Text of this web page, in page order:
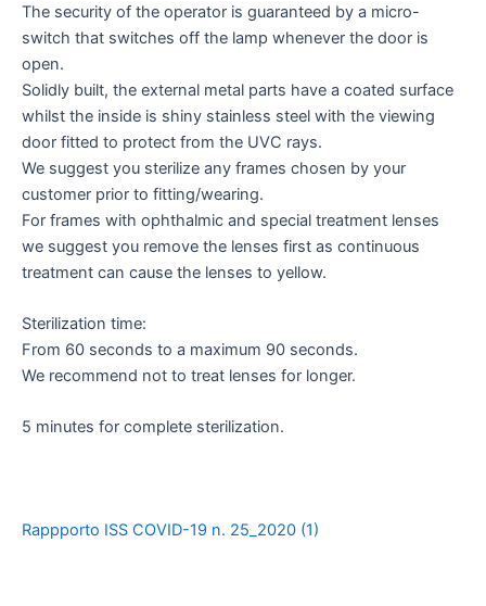
The security of the operator is guaranteed by a micro-
switch that switches off the lamp whenever the door is
open.
Solidly built, the external metal parts have a coated surface
whilst the inside is shiny stainless steel with the viewing
door fitted to protect from the UVC rays.
We suggest you sterilize any frames chosen by your
customer prior to fitting/wearing.
For frames with ophthalmic and special treatment lenses
we suggest you remove the lenses first as continuous
treatment can cause the lenses to yellow.
Sterilization time:
From 60 seconds to a maximum 90 seconds.
We recommend not to treat lenses for longer.
5 minutes for complete sterilization.
Rappporto ISS COVID-19 n. 25_2020 (1)